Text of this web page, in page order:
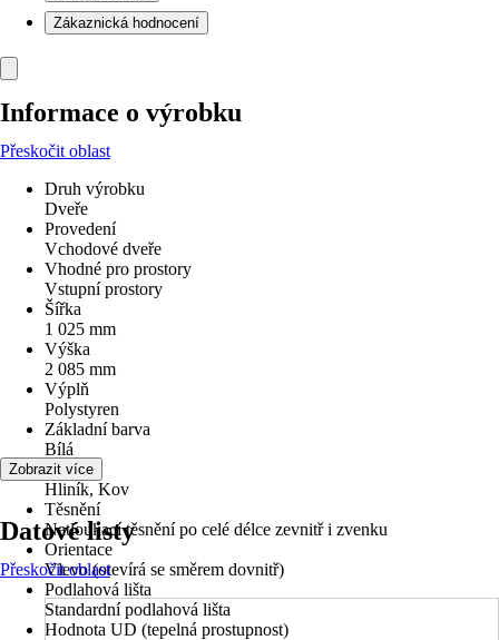
Zákaznická hodnocení
Informace o výrobku
Přeskočit oblast
Druh výrobku
Dveře
Provedení
Vchodové dveře
Vhodné pro prostory
Vstupní prostory
Šířka
1 025 mm
Výška
2 085 mm
Výplň
Polystyren
Základní barva
Bílá
Materiál
Hliník, Kov
Těsnění
Natloukací těsnění po celé délce zevnitř i zvenku
Orientace
Vlevo (otevírá se směrem dovnitř)
Podlahová lišta
Standardní podlahová lišta
Hodnota UD (tepelná prostupnost)
Zobrazit více
Datové listy
Přeskočit oblast